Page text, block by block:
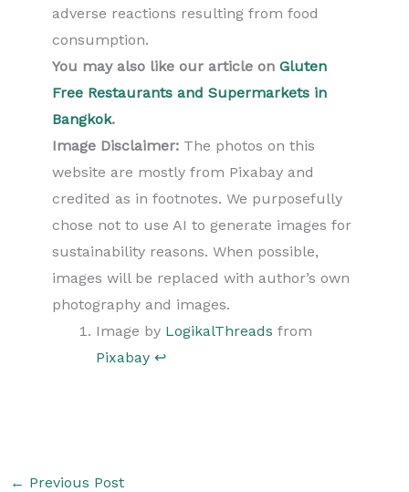
adverse reactions resulting from food
consumption.
You may also like our article on Gluten
Free Restaurants and Supermarkets in
Bangkok.
Image Disclaimer:The photos on this
website are mostly from Pixabay and
credited as in footnotes. We purposefully
chose not to use AI to generate images for
sustainability reasons. When possible,
images will be replaced with author’s own
photography and images.
Image by LogikalThreads from
Pixabay ↩︎
← Previous Post